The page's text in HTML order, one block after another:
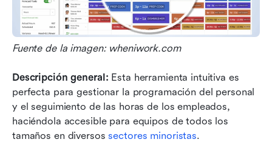
Fuente de la imagen: wheniwork.com
Descripción general: Esta herramienta intuitiva es
perfecta para gestionar la programación del personal
y el seguimiento de las horas de los empleados,
haciéndola accesible para equipos de todos los
tamaños en diversos sectores minoristas.